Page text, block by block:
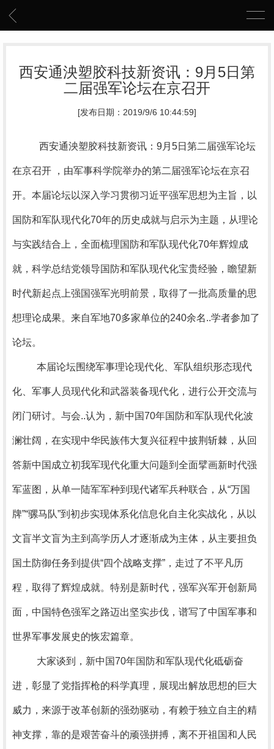
西安通泱塑胶科技新资讯：9月5日第
二届强军论坛在京召开
[发布日期：2019/9/6 10:44:59]
西安通泱塑胶科技新资讯：9月5日第二届强军论坛
在京召开 ，由军事科学院举办的第二届强军论坛在京召
开。本届论坛以深入学习贯彻习近平强军思想为主旨，以
国防和军队现代化70年的历史成就与启示为主题，从理论
与实践结合上，全面梳理国防和军队现代化70年辉煌成
就，科学总结党领导国防和军队现代化宝贵经验，瞻望新
时代新起点上强国强军光明前景，取得了一批高质量的思
想理论成果。来自军地70多家单位的240余名..学者参加了
论坛。
本届论坛围绕军事理论现代化、军队组织形态现代
化、军事人员现代化和武器装备现代化，进行公开交流与
闭门研讨。与会..认为，新中国70年国防和军队现代化波
澜壮阔，在实现中华民族伟大复兴征程中披荆斩棘，从回
答新中国成立初我军现代化重大问题到全面擘画新时代强
军蓝图，从单一陆军军种到现代诸军兵种联合，从“万国
牌”“骡马队”到初步实现体系化信息化自主化实战化，从以
文盲半文盲为主到高学历人才逐渐成为主体，从主要担负
国土防御任务到提供“四个战略支撑”，走过了不平凡历
程，取得了辉煌成就。特别是新时代，强军兴军开创新局
面，中国特色强军之路迈出坚实步伐，谱写了中国军事和
世界军事发展史的恢宏篇章。
大家谈到，新中国70年国防和军队现代化砥砺奋
进，彰显了党指挥枪的科学真理，展现出解放思想的巨大
威力，来源于改革创新的强劲驱动，有赖于独立自主的精
神支撑，靠的是艰苦奋斗的顽强拼搏，离不开祖国和人民